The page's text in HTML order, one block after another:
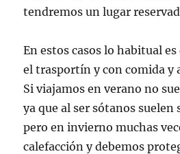
tendremos un lugar
En estos casos lo habitual
el trasportín y con comida y
Si viajamos en verano no
ya que al ser sótanos suelen
pero en invierno muchas
calefacción y debemos